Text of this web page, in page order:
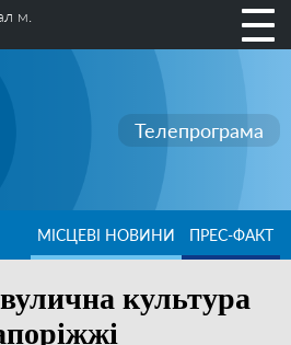
м.
Телепрограма
МІСЦЕВІ НОВИНИ ПРЕС-ФАКТ
культура